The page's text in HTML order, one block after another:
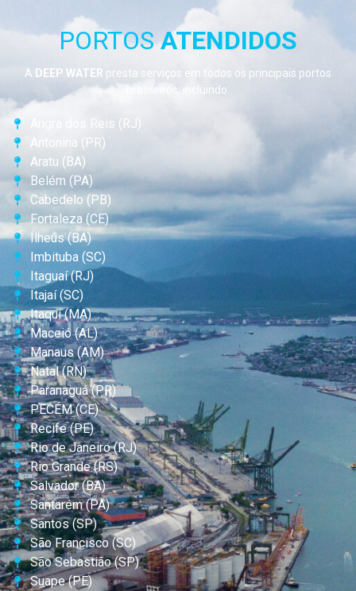
PORTOSATENDIDOS
A DEEP WATER presta serviços em todos os principais portos
brasileiros, incluindo:
Angra dos Reis (RJ)
Antonina (PR)
Aratu (BA)
Belém (PA)
Cabedelo (PB)
Fortaleza (CE)
Ilheús (BA)
Imbituba (SC)
Itaguaí (RJ)
Itajaí (SC)
Itaquí (MA)
Maceió (AL)
Manaus (AM)
Natal (RN)
Paranaguá (PR)
PECÉM (CE)
Recife (PE)
Rio de Janeiro (RJ)
Rio Grande (RS)
Salvador (BA)
Santarém (PA)
Santos (SP)
São Francisco (SC)
São Sebastião (SP)
Suape (PE)